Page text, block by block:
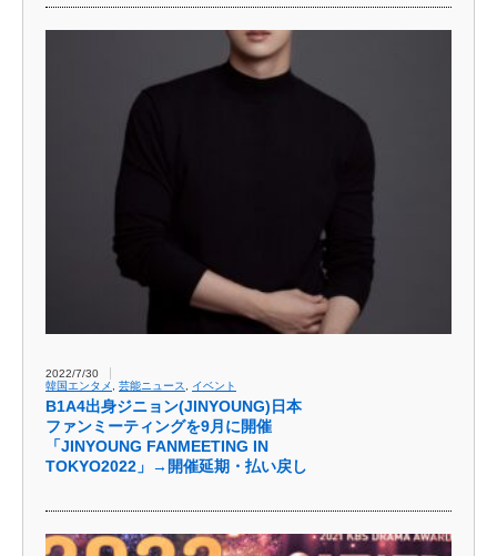
2022/7/30
韓国エンタメ
芸能ニュース イベント
B1A4出身ジニョン(JINYOUNG)日本
ファンミーティングを9月に開催
「JINYOUNG FANMEETING IN
TOKYO2022」→開催延期・払い戻し